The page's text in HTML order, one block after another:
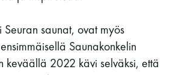
saunat, ovat myös
Saunakonkelin
keväällä 2022 kävi selväksi, että